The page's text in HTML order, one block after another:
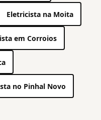
Eletricista na Moita
em Corroios
no Pinhal Novo